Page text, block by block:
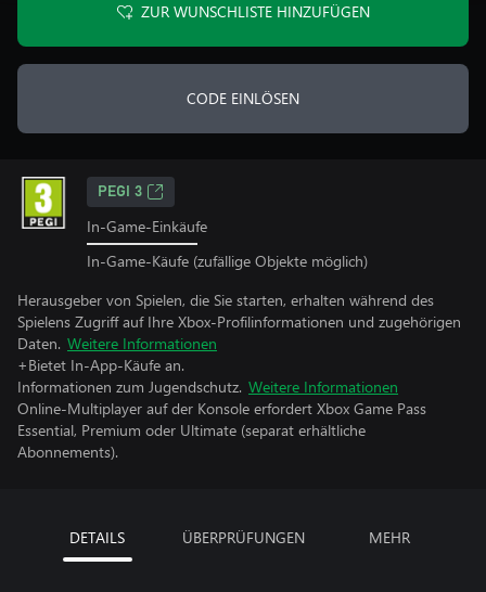
ZUR WUNSCHLISTE HINZUFÜGEN
CODE EINLÖSEN
PEGI 3
In-Game-Einkäufe
In-Game-Käufe (zufällige Objekte möglich)
Herausgeber von Spielen, die Sie starten, erhalten während des
Spielens Zugriff auf Ihre Xbox-Profilinformationen und zugehörigen
Daten. Weitere Informationen
+Bietet In-App-Käufe an.
Informationen zum Jugendschutz. Weitere Informationen
Online-Multiplayer auf der Konsole erfordert Xbox Game Pass
Essential, Premium oder Ultimate (separat erhältliche
Abonnements).
DETAILS ÜBERPRÜFUNGEN MEHR